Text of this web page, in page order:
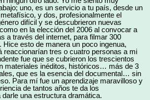
uno, es un servicio a tu país, desde un
y dos, profesionalmente el
difícil y se descubrieron nuevas
en la elección del 2006 al convocar a
a través del internet, para filmar 300
Hice esto de manera un poco ingenua,
reaccionarían tres o cuatro personas a mi
fue que se cubrieron los trescientos
materiales inéditos, históricos… más de 3
que es la esencia del documental… sin
Para mí fue un aprendizaje maravilloso y
de tantos años te da los
una estructura dramática.